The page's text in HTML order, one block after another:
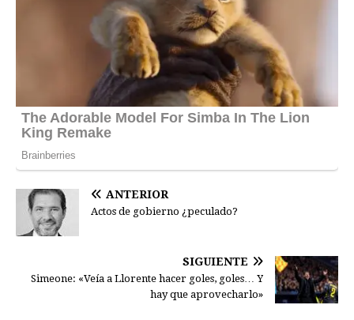
ANTERIOR
Actos de gobierno ¿peculado?
SIGUIENTE
Simeone: «Veía a Llorente hacer goles, goles… Y
hay que aprovecharlo»